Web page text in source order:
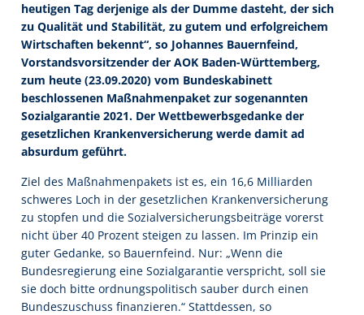
heutigen Tag derjenige als der Dumme dasteht, der sich
zu Qualität und Stabilität, zu gutem und erfolgreichem
Wirtschaften bekennt“, so Johannes Bauernfeind,
Vorstandsvorsitzender der AOK Baden-Württemberg,
zum heute (23.09.2020) vom Bundeskabinett
beschlossenen Maßnahmenpaket zur sogenannten
Sozialgarantie 2021. Der Wettbewerbsgedanke der
gesetzlichen Krankenversicherung werde damit ad
absurdum geführt.
Ziel des Maßnahmenpakets ist es, ein 16,6 Milliarden
schweres Loch in der gesetzlichen Krankenversicherung
zu stopfen und die Sozialversicherungsbeiträge vorerst
nicht über 40 Prozent steigen zu lassen. Im Prinzip ein
guter Gedanke, so Bauernfeind. Nur: „Wenn die
Bundesregierung eine Sozialgarantie verspricht, soll sie
sie doch bitte ordnungspolitisch sauber durch einen
Bundeszuschuss finanzieren.“ Stattdessen, so